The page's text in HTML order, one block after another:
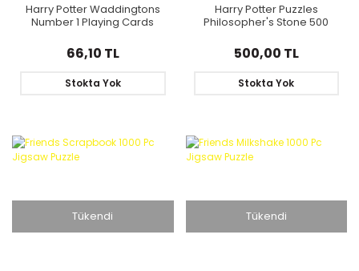
Harry Potter Waddingtons
Number 1 Playing Cards
66,10 TL
Stokta Yok
Harry Potter Puzzles
Philosopher's Stone 500
500,00 TL
Stokta Yok
Tükendi Tükendi